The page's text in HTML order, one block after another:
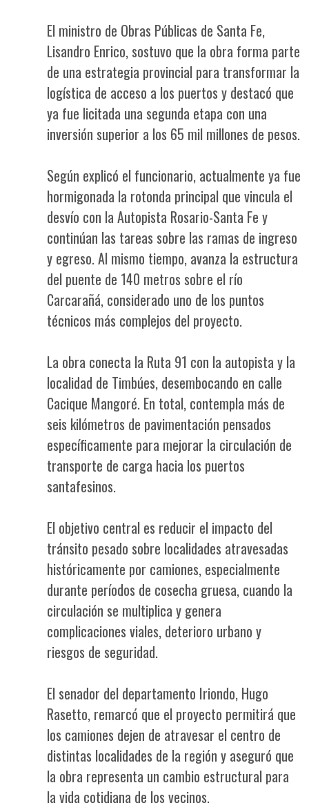
El ministro de Obras Públicas de Santa Fe,
Lisandro Enrico, sostuvo que la obra forma parte
de una estrategia provincial para transformar la
logística de acceso a los puertos y destacó que
ya fue licitada una segunda etapa con una
inversión superior a los 65 mil millones de pesos.
Según explicó el funcionario, actualmente ya fue
hormigonada la rotonda principal que vincula el
desvío con la Autopista Rosario-Santa Fe y
continúan las tareas sobre las ramas de ingreso
y egreso. Al mismo tiempo, avanza la estructura
del puente de 140 metros sobre el río
Carcarañá, considerado uno de los puntos
técnicos más complejos del proyecto.
La obra conecta la Ruta 91 con la autopista y la
localidad de Timbúes, desembocando en calle
Cacique Mangoré. En total, contempla más de
seis kilómetros de pavimentación pensados
específicamente para mejorar la circulación de
transporte de carga hacia los puertos
santafesinos.
El objetivo central es reducir el impacto del
tránsito pesado sobre localidades atravesadas
históricamente por camiones, especialmente
durante períodos de cosecha gruesa, cuando la
circulación se multiplica y genera
complicaciones viales, deterioro urbano y
riesgos de seguridad.
El senador del departamento Iriondo, Hugo
Rasetto, remarcó que el proyecto permitirá que
los camiones dejen de atravesar el centro de
distintas localidades de la región y aseguró que
la obra representa un cambio estructural para
la vida cotidiana de los vecinos.